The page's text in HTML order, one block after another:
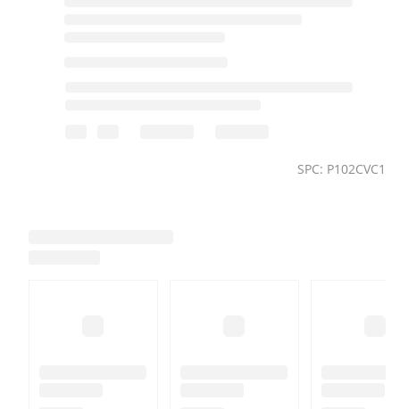
SPC: P102CVC1